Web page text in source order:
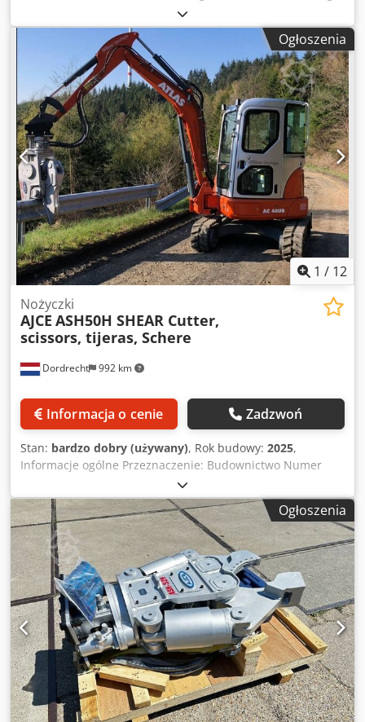
Funkcjonalność Oznakowanie CE: tak Stan Stan ogólny:
bardzo dobry Stan techniczny: bardzo dobry Stan
wizualny: bardzo dobry Dalsze informacje Odpowiedni do
następujących maszyn: koparka 18–28 ton Ciśnienie
robocze: 320 bar Siła cięcia: 320 kN Wymagany przepływ
hydrauliczny: 180 l/min Dalsze informacje Aby uzyskać
więcej informacji, prosimy o kontakt z panem Ö. Inalkac.
Dedpfx Aneqmnbwjijkr
Ogłoszenia
1 / 12
Dordrecht 992 km
Nożyczki
AJCE ASH50H SHEAR Cutter,
scissors, tijeras, Schere
Informacja o cenie Zadzwoń
Stan: bardzo dobry (używany), Rok budowy: 2025,
Informacje ogólne Przeznaczenie: Budownictwo Numer
referencyjny: 5 Dkedpfx Aeq Ixt Aenijr Wagi Masa własna:
500 kg Funkcjonalność Oznaczenie CE: tak Stan Stan
techniczny: bardzo dobry Stan wizualny: bardzo dobry
Dodatkowe informacje Pasuje do następujących maszyn:
koparka 5–12 ton Warunki dostawy: CIF Ciśnienie robocze:
190-210 bar Kraj produkcji: KR Dodatkowe informacje Aby
uzyskać więcej informacji, proszę kontaktować się z Ö.
Inalkac.
Ogłoszenia